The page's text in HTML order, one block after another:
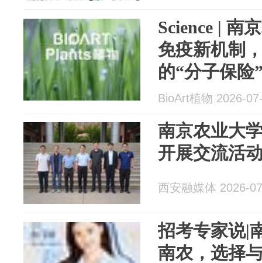
Science | 南
免疫新机制
的“分子保险
BioArt植物 2026-
南京农业大
开展交流活
西安融媒体 2026-
招考专家说|
南农，选择